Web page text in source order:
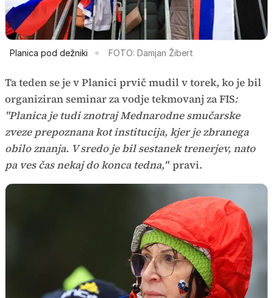
Planica pod dežniki FOTO: Damjan Žibert
Ta teden se je v Planici prvič mudil v torek, ko je bil
organiziran seminar za vodje tekmovanj za FIS:
"Planica je tudi znotraj Mednarodne smučarske
zveze prepoznana kot institucija, kjer je zbranega
obilo znanja. V sredo je bil sestanek trenerjev, nato
pa ves čas nekaj do konca tedna," pravi.